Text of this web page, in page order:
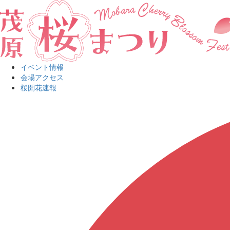
イベント情報
会場アクセス
桜開花速報